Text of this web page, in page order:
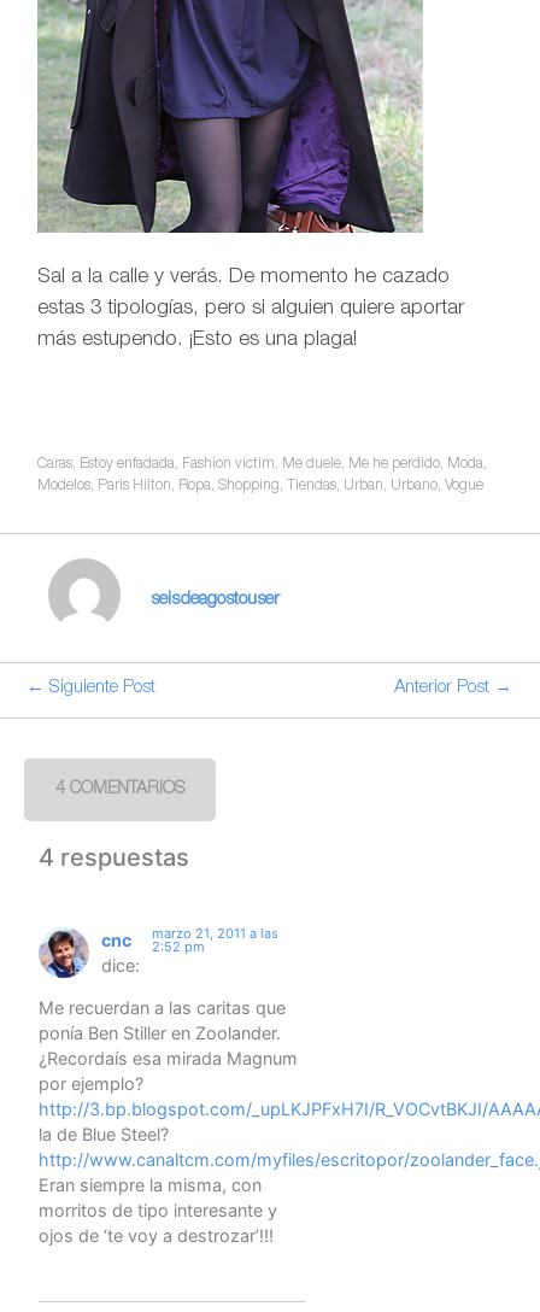
Sal a la calle y verás. De momento he cazado
estas 3 tipologías, pero si alguien quiere aportar
más estupendo. ¡Esto es una plaga!
Caras, Estoy enfadada, Fashion victim, Me duele, Me he perdido, Moda,
Modelos, Paris Hilton, Ropa,Shopping, Tiendas, Urban, Urbano,Vogue
seisdeagostouser
← Siguiente Post Anterior Post →
4 COMENTARIOS
4 respuestas
cnc
dice:
marzo 21, 2011 a las
2:52 pm
Me recuerdan a las caritas que
ponía Ben Stiller en Zoolander.
¿Recordaís esa mirada Magnum
por ejemplo?
http://3.bp.blogspot.com/_upLKJPFxH7I/R_VOCvtBKJI/
la de Blue Steel?
http://www.canaltcm.com/myfiles/escritopor/
Eran siempre la misma, con
morritos de tipo interesante y
ojos de ‘te voy a destrozar’!!!